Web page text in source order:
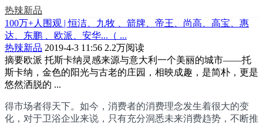
热辣新品
100万+人围观 | 恒洁、九牧 、箭牌、帝王、尚高、高宝、惠
达、东鹏 、欧派、安华...（ ...
热辣新品 2019-4-3 11:56 2.2万阅读
摘要​欧派 托斯卡纳灵感来源与意大利一个美丽的城市——托
斯卡纳，金色的阳光与古老的庄园，相映成趣，是简朴，更是
悠然洒脱的 ...
得市场者得天下。如今，消费者的消费理念发生着很大的变
化，对于卫浴企业来说，只有充分洞悉未来消费趋势，不断推